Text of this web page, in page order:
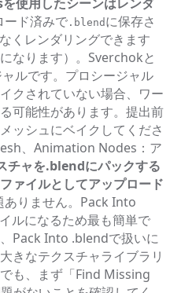
ード済みで .blend に保存さ
くレンダリングできます
なります）。Sverchokと
ルです。プロシージャル
クされていない場合、ワー
可能性があります。提出前
ッシュにベイクしてくださ
、Animation Nodes：ア
チャを.blendにパックする
ァイルとしてアップロード
ありません。Pack Into
ルになるため最も簡単で
Pack Into .blendで扱いに
きなテクスチャライブラリ
も、まず「Find Missing